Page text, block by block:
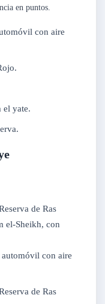
en puntos.
con aire
el yate.
con aire